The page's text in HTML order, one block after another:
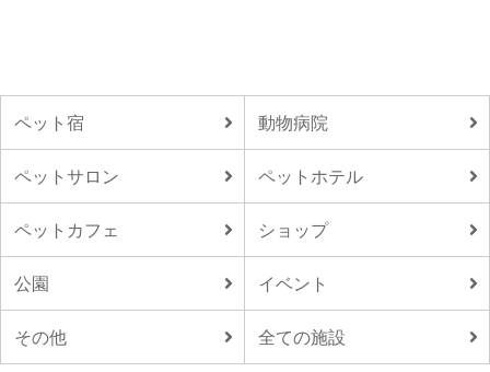
ペット宿 動物病院
ペットサロン ペットホテル
ペットカフェ ショップ
公園 イベント
その他 全ての施設